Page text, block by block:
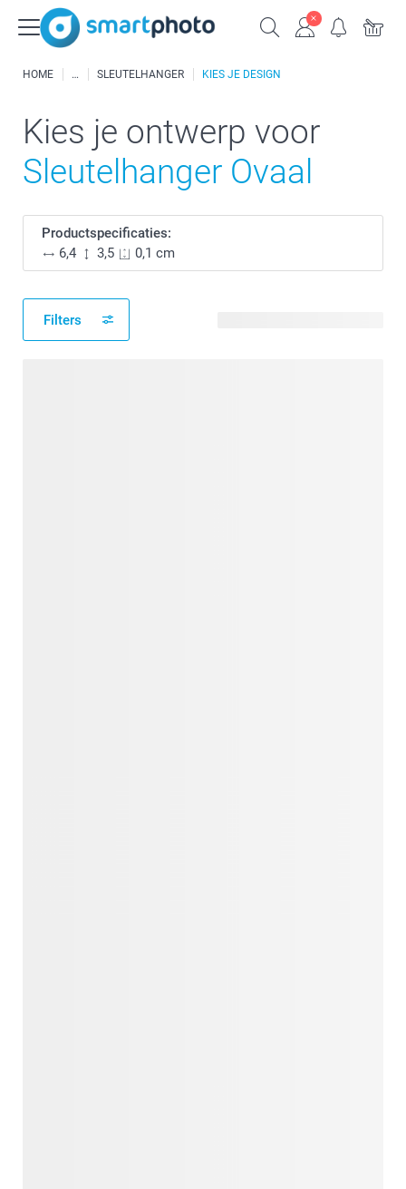
HOME SLEUTELHANGER KIES JE DESIGN
Kies je ontwerp voor
Sleutelhanger Ovaal
Productspecificaties:
6,4
3,5 0,1 cm
Filters